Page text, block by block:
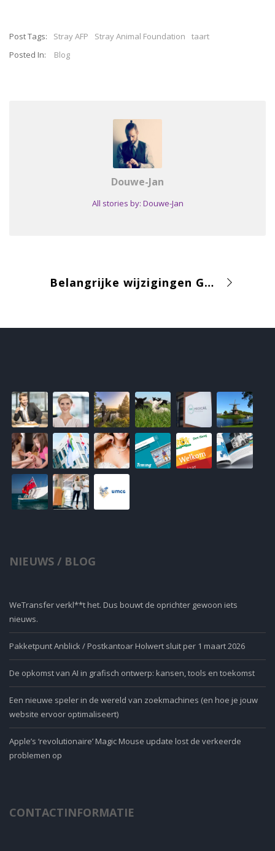
Post Tags: Stray AFP Stray Animal Foundation
taart
Posted In:
Blog
Douwe-Jan
All stories by: Douwe-Jan
Belangrijke wijzigingen Google
NIEUWS / BLOG
WeTransfer verkl**t het. Dus bouwt de oprichter gewoon iets
nieuws.
Pakketpunt Anblick / Postkantoar Holwert sluit per 1 maart 2026
De opkomst van AI in grafisch ontwerp: kansen, tools en toekomst
Een nieuwe speler in de wereld van zoekmachines (en hoe je jouw
website ervoor optimaliseert)
Apple’s ‘revolutionaire’ Magic Mouse update lost de verkeerde
problemen op
CONTACTINFORMATIE